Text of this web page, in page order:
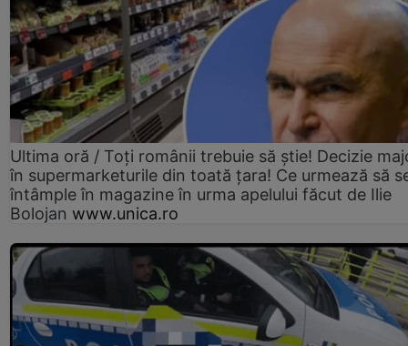
Ultima oră / Toți românii trebuie să știe! Decizie
în supermarketurile din toată țara! Ce urmează să
întâmple în magazine în urma apelului făcut de Ilie
Bolojan www.unica.ro